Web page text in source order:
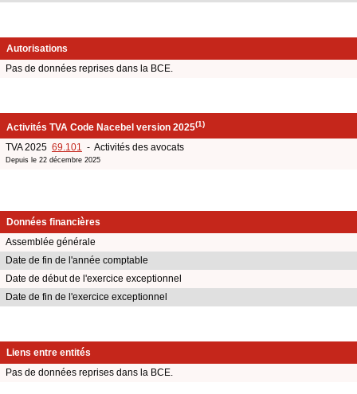
Autorisations
Pas de données reprises dans la BCE.
Activités TVA Code Nacebel version 2025(1)
TVA 2025 69.101 - Activités des avocats
Depuis le 22 décembre 2025
Données financières
Assemblée générale
Date de fin de l'année comptable
Date de début de l'exercice exceptionnel
Date de fin de l'exercice exceptionnel
Liens entre entités
Pas de données reprises dans la BCE.